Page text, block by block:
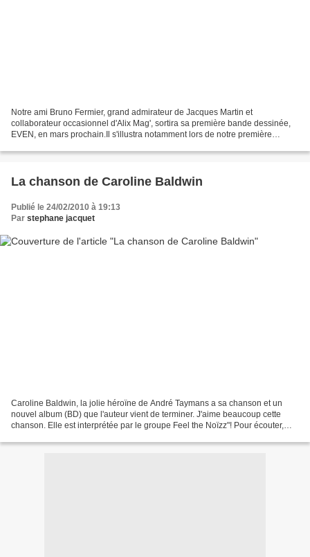
Notre ami Bruno Fermier, grand admirateur de Jacques Martin et
collaborateur occasionnel d'Alix Mag', sortira sa première bande dessinée,
EVEN, en mars prochain.Il s'illustra notamment lors de notre première
La chanson de Caroline Baldwin
Publié le 24/02/2010 à 19:13
Par stephane jacquet
Caroline Baldwin, la jolie héroïne de André Taymans a sa chanson et un
nouvel album (BD) que l'auteur vient de terminer. J'aime beaucoup cette
chanson. Elle est interprétée par le groupe Feel the Noïzz"! Pour écouter,